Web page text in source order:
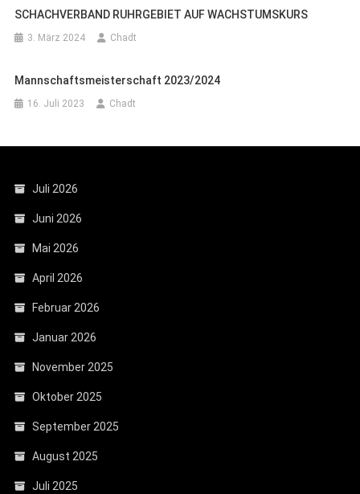
SCHACHVERBAND RUHRGEBIET AUF WACHSTUMSKURS
3. März 2024 Chadt
Mannschaftsmeisterschaft 2023/2024
16. Juli 2023 Chadt
Juli 2026
Juni 2026
Mai 2026
April 2026
Februar 2026
Januar 2026
November 2025
Oktober 2025
September 2025
August 2025
Juli 2025